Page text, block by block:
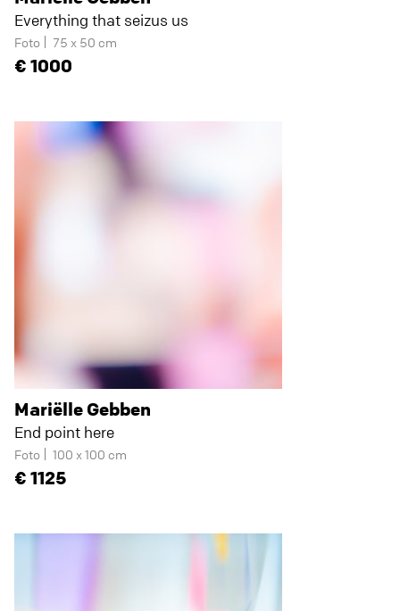
Everything that seizus us
Foto 75 x 50 cm
1000
Mariëlle Gebben
End point here
Foto 100 x 100 cm
1125